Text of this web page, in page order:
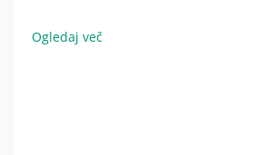
je natančno načrtovana prostor,
zmanjšanje onesnaženja z zrakom
Ogledaj več